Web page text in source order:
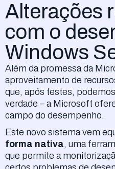
Alterações
com o
Windows
Além da promessa da
aproveitamento de
que, após testes,
verdade – a Microsoft
campo do desempenho.
Este novo sistema vem
forma nativa, uma
que permite a